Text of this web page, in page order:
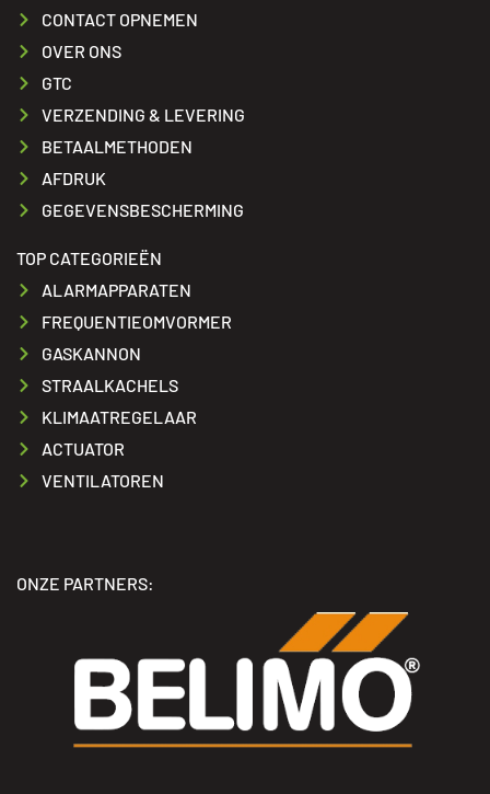
CONTACT OPNEMEN
OVER ONS
GTC
VERZENDING & LEVERING
BETAALMETHODEN
AFDRUK
GEGEVENSBESCHERMING
TOP CATEGORIEËN
ALARMAPPARATEN
FREQUENTIEOMVORMER
GASKANNON
STRAALKACHELS
KLIMAATREGELAAR
ACTUATOR
VENTILATOREN
ONZE PARTNERS: